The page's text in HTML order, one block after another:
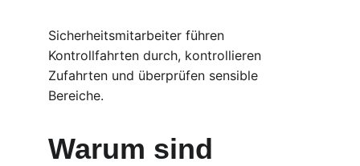
Sicherheitsmitarbeiter führen
Kontrollfahrten durch, kontrollieren
Zufahrten und überprüfen sensible
Bereiche.
Warum sind